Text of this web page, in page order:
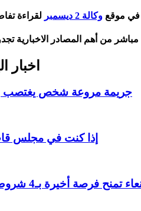
في موقع وكالة 2 ديسمبر لقراءة
مباشر من أهم المصادر الاخبارية
اخبار
جريمة مروعة شخص يغتصب
إذا كنت في مجلس
بـ4 شروط والعين على تصعيد شامل